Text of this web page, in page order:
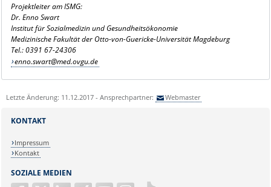
Projektleiter am ISMG:
Dr. Enno Swart
Institut für Sozialmedizin und Gesundheitsökonomie
Medizinische Fakultät der Otto-von-Guericke-Universität Magdeburg
Tel.: 0391 67-24306
enno.swart@med.ovgu.de
Letzte Änderung: 11.12.2017 - Ansprechpartner: Webmaster
SOZIALE MEDIEN
KONTAKT
Impressum
Kontakt